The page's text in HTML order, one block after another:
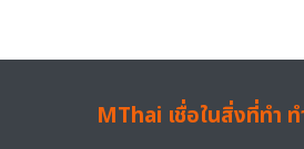
MThai เชื่อในสิ่งที่ทำ ท